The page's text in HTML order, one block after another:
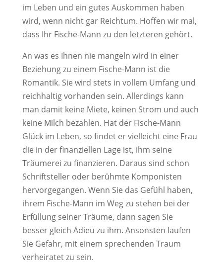
im Leben und ein gutes Auskommen haben
wird, wenn nicht gar Reichtum. Hoffen wir mal,
dass Ihr Fische-Mann zu den letzteren gehört.
An was es Ihnen nie mangeln wird in einer
Beziehung zu einem Fische-Mann ist die
Romantik. Sie wird stets in vollem Umfang und
reichhaltig vorhanden sein. Allerdings kann
man damit keine Miete, keinen Strom und auch
keine Milch bezahlen. Hat der Fische-Mann
Glück im Leben, so findet er vielleicht eine Frau
die in der finanziellen Lage ist, ihm seine
Träumerei zu finanzieren. Daraus sind schon
Schriftsteller oder berühmte Komponisten
hervorgegangen. Wenn Sie das Gefühl haben,
ihrem Fische-Mann im Weg zu stehen bei der
Erfüllung seiner Träume, dann sagen Sie
besser gleich Adieu zu ihm. Ansonsten laufen
Sie Gefahr, mit einem sprechenden Traum
verheiratet zu sein.